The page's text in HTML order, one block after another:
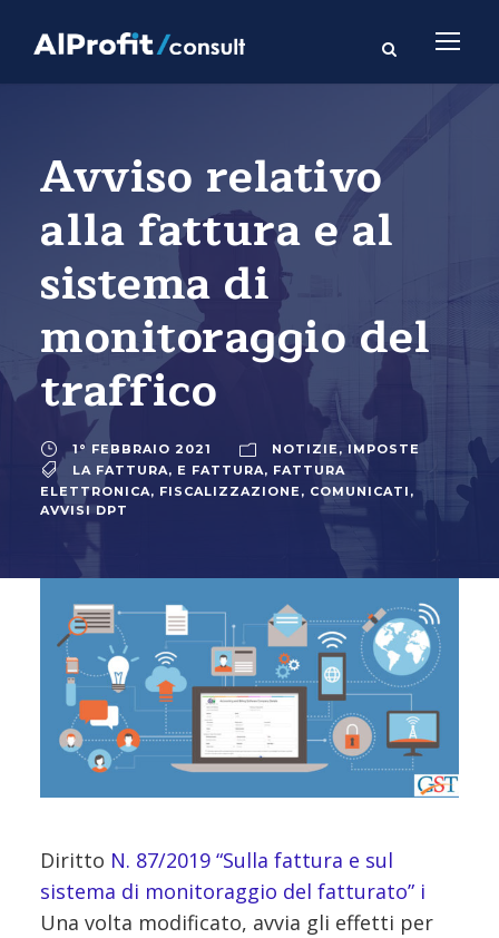
Avviso relativo
alla fattura e al
sistema di
monitoraggio del
traffico
1° FEBBRAIO 2021 NOTIZIE, IMPOSTE
LA FATTURA, E FATTURA, FATTURA
ELETTRONICA, FISCALIZZAZIONE, COMUNICATI ,
AVVISI DPT
Diritto N. 87/2019 “Sulla fattura e sul
sistema di monitoraggio del fatturato” i
Una volta modificato, avvia gli effetti per